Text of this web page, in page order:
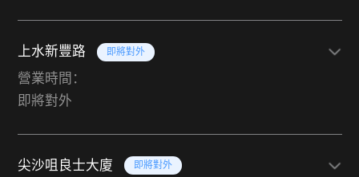
上水新豐路 即將對外
營業時間：
即將對外
尖沙咀良士大廈 即將對外